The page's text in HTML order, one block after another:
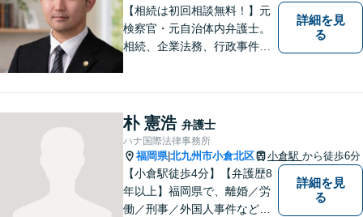
【相続は初回相談無料！】元
検察官・元自治体内弁護士。
相続、企業法務、行政事件、
詳細を見
る
朴 憲浩 弁護士
ハナ国際法律事務所
福岡県|北九州市小倉北区 小倉駅 から徒歩6分
【小倉駅徒歩4分】【弁護歴8
年以上】福岡県で、離婚／労
働／刑事／外国人事件などに
詳細を見
る